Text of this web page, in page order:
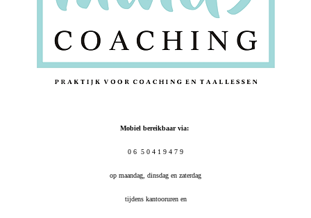
Mobiel bereikbaar via:
0 6 5 0 4 1 9 4 7 9
op maandag, dinsdag en zaterdag
tijdens kantooruren en